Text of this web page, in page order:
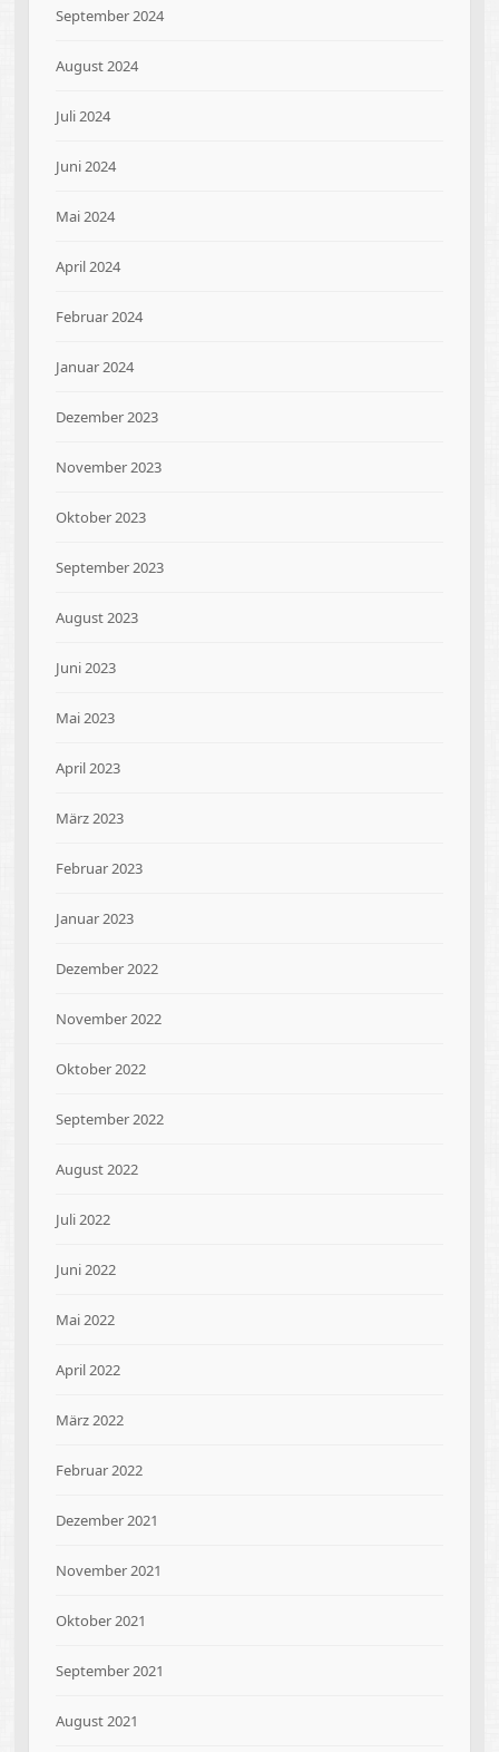
September 2024
August 2024
Juli 2024
Juni 2024
Mai 2024
April 2024
Februar 2024
Januar 2024
Dezember 2023
November 2023
Oktober 2023
September 2023
August 2023
Juni 2023
Mai 2023
April 2023
März 2023
Februar 2023
Januar 2023
Dezember 2022
November 2022
Oktober 2022
September 2022
August 2022
Juli 2022
Juni 2022
Mai 2022
April 2022
März 2022
Februar 2022
Dezember 2021
November 2021
Oktober 2021
September 2021
August 2021